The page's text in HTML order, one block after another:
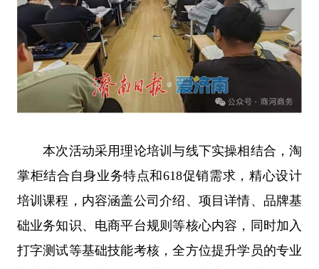
本次活动采用理论培训与线下实操相结合，淘
掌柜结合自身业务特点和618促销需求，精心设计
培训课程，内容涵盖公司介绍、项目详情、品牌基
础业务知识、电商平台规则等核心内容，同时加入
打字测试等基础技能考核，全方位提升学员的专业